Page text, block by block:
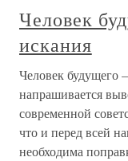
Человек
искания
Человек будущего
напрашивается
современной
что и перед всей
необходима